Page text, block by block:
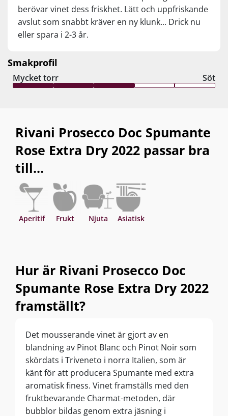
berövar vinet dess friskhet. Lätt och uppfriskande
avslut som snabbt kräver en ny klunk... Drick nu
eller spara i 2-3 år.
Smakprofil
Mycket torr Söt
Rivani Prosecco Doc Spumante
Rose Extra Dry 2022 passar bra
till...
Aperitif Frukt Njuta Asiatisk
Hur är Rivani Prosecco Doc
Spumante Rose Extra Dry 2022
framställt?
Det mousserande vinet är gjort av en
blandning av Pinot Blanc och Pinot Noir som
skördats i Triveneto i norra Italien, som är
känt för att producera Spumante med extra
aromatisk finess. Vinet framställs med den
fruktbevarande Charmat-metoden, där
bubblor bildas genom extra jäsning i